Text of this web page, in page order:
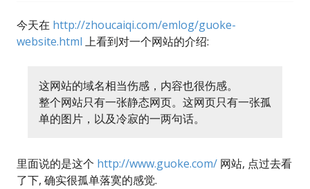
今天在 http://zhoucaiqi.com/emlog/guoke-
website.html 上看到对一个网站的介绍:
这网站的域名相当伤感，内容也很伤感。
整个网站只有一张静态网页。这网页只有一张孤
单的图片，以及冷寂的一两句话。
里面说的是这个 http://www.guoke.com/ 网站, 点过去看
了下, 确实很孤单落寞的感觉.